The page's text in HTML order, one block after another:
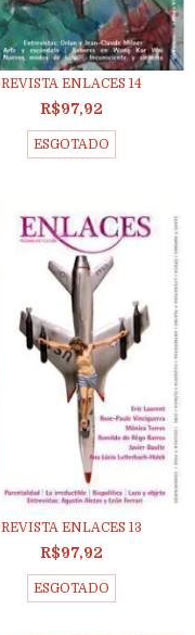
REVISTA ENLACES 14
R$97,92
ESGOTADO
REVISTA ENLACES 13
R$97,92
ESGOTADO